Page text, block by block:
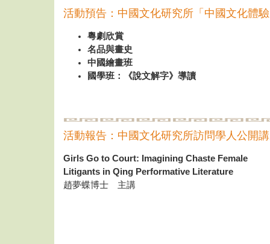
活動預告：中國文化研究所「中國文化體
粵劇欣賞
名品與畫史
中國繪畫班
國學班：《說文解字》導讀
活動報告：中國文化研究所訪問學人公開
Girls Go to Court: Imagining Chaste Female
Litigants in Qing Performative Literature
趙夢蝶博士 主講